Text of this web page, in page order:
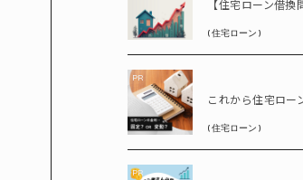
( 住宅ローン )
PR
( 住宅ローン )
PR